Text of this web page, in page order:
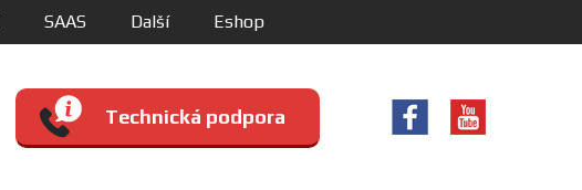
SAAS Další Eshop
Technická podpora